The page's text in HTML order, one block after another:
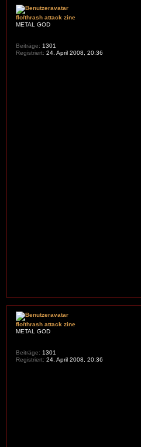
flo/thrash attack zine
METAL GOD
Beiträge: 1301
Registriert: 24. April 2008, 20:36
flo/thrash attack zine
METAL GOD
Beiträge: 1301
Registriert: 24. April 2008, 20:36